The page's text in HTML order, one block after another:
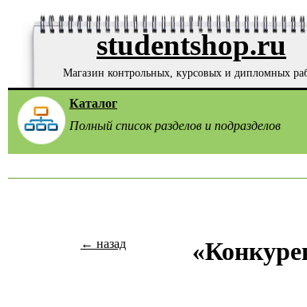
studentshop.ru
Магазин контрольных, курсовых и дипломных
Каталог
Полный список разделов и подразделов
← назад